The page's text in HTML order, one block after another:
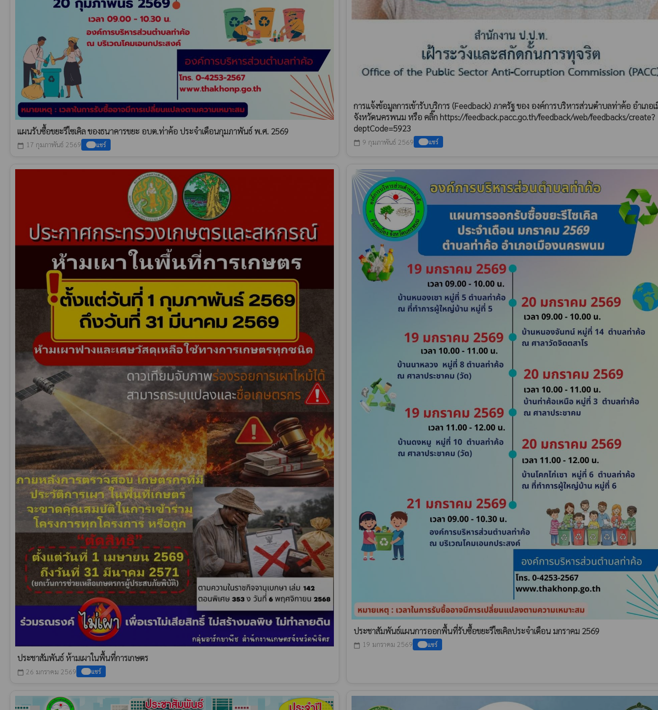
แผนรับซื้อขยะรีไซเคิล ของธนาคารขยะ อบต.ท่าค้อ ประจำเดือนกุมภาพันธ์ พ.ศ. 2569
calendar_today 17 กุมภาพันธ์ 2569 แชร์
การแจ้งข้อมูลการเข้ารับบริการ (Feedback) ภาครัฐ ของ องค์การบริหารส่วนตำบลท่าค้อ อำเภอเ
จังหวัดนครพนม หรือ คลิ๊ก https://feedback.pacc.go.th/feedback/web/feedbacks/create?
deptCode=5923
calendar_today 9 กุมภาพันธ์ 2569 แชร์
ประชาสัมพันธ์ ห้ามเผาในพื้นที่การเกษตร
calendar_today 26 มกราคม 2569 แชร์
ประชาสัมพันธ์แผนการออกพื้นที่รับซื้อขยะรีไซเคิลประจำเดือน มกราคม 2569
calendar_today 19 มกราคม 2569 แชร์